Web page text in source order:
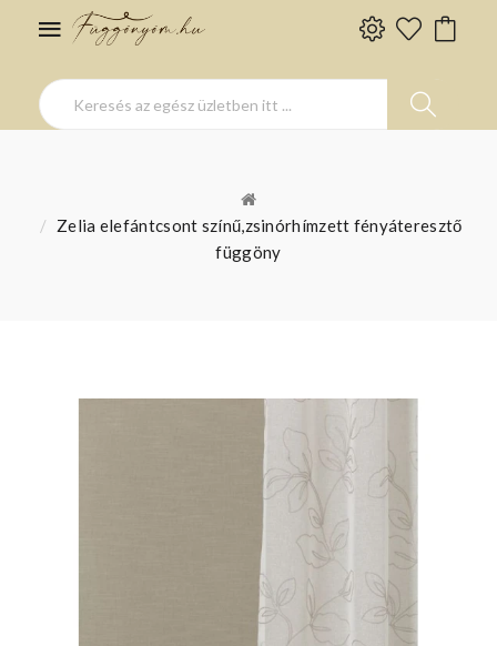
Zelia elefántcsont színű,zsinórhímzett fényáteresztő
függöny